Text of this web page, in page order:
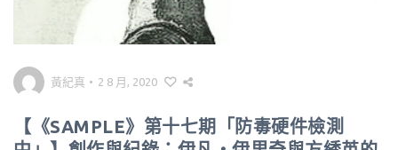
黃紀真 • 2 8 月, 2020
【《SAMPLE》第十七期「防毒硬件檢測